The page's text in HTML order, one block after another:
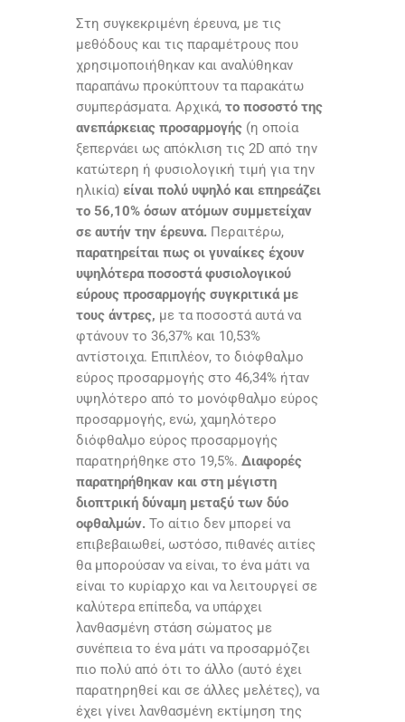
Στη συγκεκριμένη έρευνα, με τις
μεθόδους και τις παραμέτρους που
χρησιμοποιήθηκαν και αναλύθηκαν
παραπάνω προκύπτουν τα παρακάτω
συμπεράσματα. Αρχικά, το ποσοστό της
ανεπάρκειας προσαρμογής (η οποία
ξεπερνάει ως απόκλιση τις 2D από την
κατώτερη ή φυσιολογική τιμή για την
ηλικία) είναι πολύ υψηλό και επηρεάζει
το 56,10% όσων ατόμων συμμετείχαν
σε αυτήν την έρευνα. Περαιτέρω,
παρατηρείται πως οι γυναίκες έχουν
υψηλότερα ποσοστά φυσιολογικού
εύρους προσαρμογής συγκριτικά με
τους άντρες, με τα ποσοστά αυτά να
φτάνουν το 36,37% και 10,53%
αντίστοιχα. Επιπλέον, το διόφθαλμο
εύρος προσαρμογής στο 46,34% ήταν
υψηλότερο από το μονόφθαλμο εύρος
προσαρμογής, ενώ, χαμηλότερο
διόφθαλμο εύρος προσαρμογής
παρατηρήθηκε στο 19,5%. Διαφορές
παρατηρήθηκαν και στη μέγιστη
διοπτρική δύναμη μεταξύ των δύο
οφθαλμών. Το αίτιο δεν μπορεί να
επιβεβαιωθεί, ωστόσο, πιθανές αιτίες
θα μπορούσαν να είναι, το ένα μάτι να
είναι το κυρίαρχο και να λειτουργεί σε
καλύτερα επίπεδα, να υπάρχει
λανθασμένη στάση σώματος με
συνέπεια το ένα μάτι να προσαρμόζει
πιο πολύ από ότι το άλλο (αυτό έχει
παρατηρηθεί και σε άλλες μελέτες), να
έχει γίνει λανθασμένη εκτίμηση της